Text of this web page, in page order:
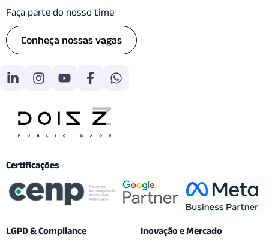
Faça parte do nosso time
Conheça nossas vagas
Certificações
LGPD & Compliance Inovação e Mercado